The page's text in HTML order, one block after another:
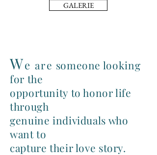
GALERIE
We are someone looking
for the
opportunity to honor life
through
genuine individuals who
want to
capture their love story.